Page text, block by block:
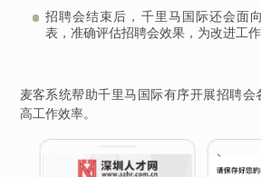
招聘会结束后，千里马国际还会面
表，准确评估招聘会效果，为改进工作
麦客系统帮助千里马国际有序开展招聘会
高工作效率。